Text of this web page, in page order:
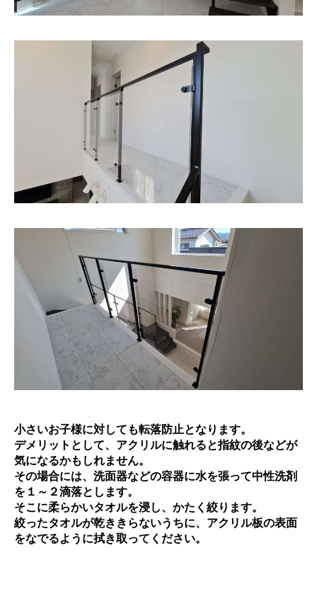
小さいお子様に対しても転落防止となります。
デメリットとして、アクリルに触れると指紋の後などが
気になるかもしれません。
その場合には、洗面器などの容器に水を張って中性洗剤
を１～２滴落とします。
そこに柔らかいタオルを浸し、かたく絞ります。
絞ったタオルが乾ききらないうちに、 アクリル板の表面
をなでるように拭き取ってください。